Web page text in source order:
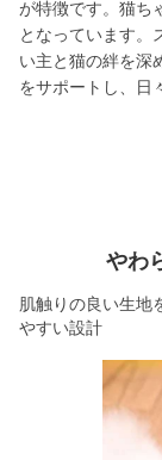
が特徴です。猫ち
となっています。
い主と猫の絆を深
をサポートし、日
やわ
肌触りの良い生地
やすい設計